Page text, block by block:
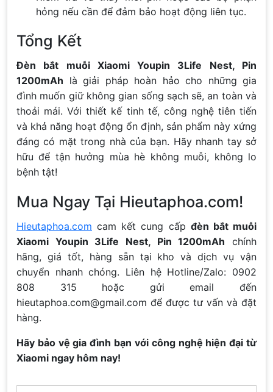
hỏng nếu cần để đảm bảo hoạt động liên tục.
Tổng Kết
Đèn bắt muỗi Xiaomi Youpin 3Life Nest, Pin
1200mAh là giải pháp hoàn hảo cho những gia
đình muốn giữ không gian sống sạch sẽ, an toàn và
thoải mái. Với thiết kế tinh tế, công nghệ tiên tiến
và khả năng hoạt động ổn định, sản phẩm này xứng
đáng có mặt trong nhà của bạn. Hãy nhanh tay sở
hữu để tận hưởng mùa hè không muỗi, không lo
bệnh tật!
Mua Ngay Tại Hieutaphoa.com!
Hieutaphoa.com cam kết cung cấp đèn bắt muỗi
Xiaomi Youpin 3Life Nest, Pin 1200mAh chính
hãng, giá tốt, hàng sẵn tại kho và dịch vụ vận
chuyển nhanh chóng. Liên hệ Hotline/Zalo: 0902
808 315 hoặc gửi email đến
hieutaphoa.com@gmail.com để được tư vấn và đặt
hàng.
Hãy bảo vệ gia đình bạn với công nghệ hiện đại từ
Xiaomi ngay hôm nay!